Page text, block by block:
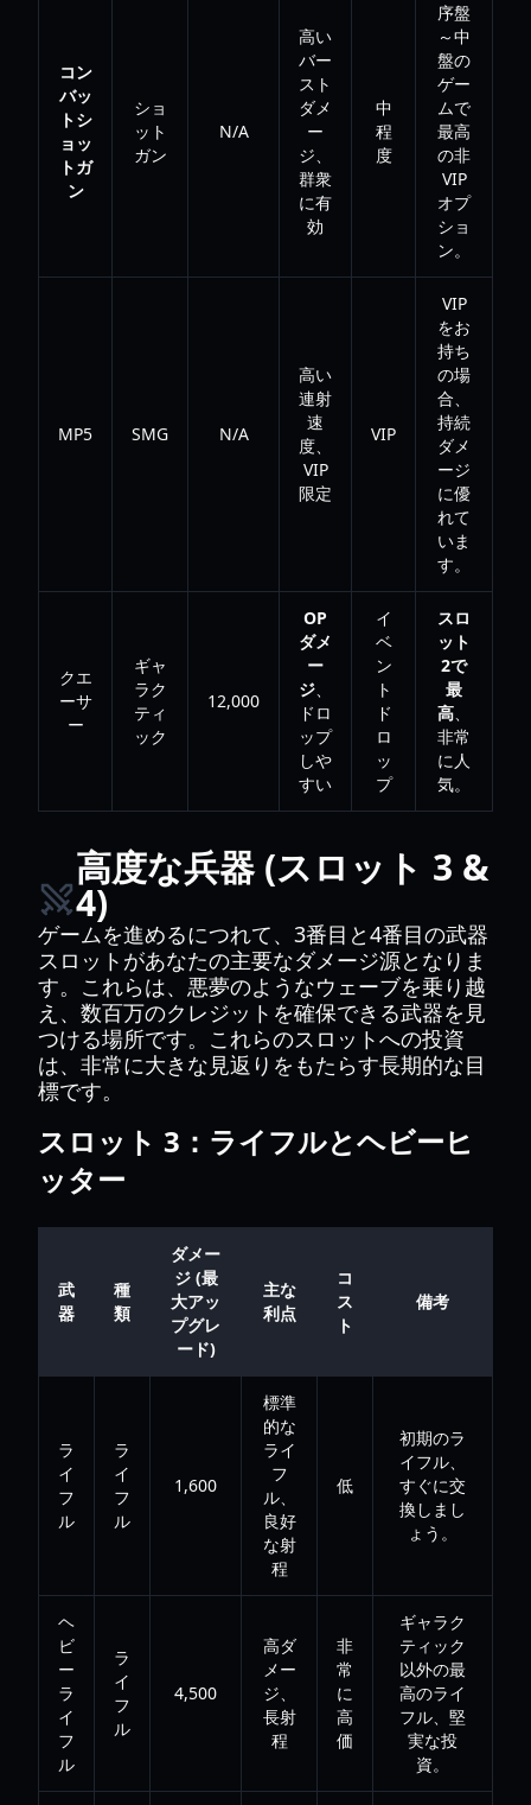
コン
バッ
トシ
ョッ
トガ
ン
ショ
ット
ガン
N/A
高い
バー
スト
ダメ
ー
ジ、
群衆
に有
効
中
程
度
序盤
～中
盤の
ゲー
ムで
最高
の非
VIP
オプ
ショ
ン。
MP5 SMG N/A
高い
連射
速
度、
VIP
限定
VIP
VIP
をお
持ち
の場
合、
持続
ダメ
ージ
に優
れて
いま
す。
クエ
ーサ
ー
ギャ
ラク
ティ
ック
12,000
OP
ダメ
ー
ジ、
ドロ
ップ
しや
すい
イ
ベ
ン
ト
ド
ロ
ッ
プ
スロ
ット
2で
最
高、
非常
に人
気。
高度な兵器 (スロット 3 &
4)
ゲームを進めるにつれて、3番目と4番目の武器
スロットがあなたの主要なダメージ源となりま
す。これらは、悪夢のようなウェーブを乗り越
え、数百万のクレジットを確保できる武器を見
つける場所です。これらのスロットへの投資
は、非常に大きな見返りをもたらす長期的な目
標です。
スロット 3：ライフルとヘビーヒ
ッター
武
器
種
類
ダメー
ジ (最
大アッ
プグレ
ード)
主な
利点
コ
ス
ト
備考
ラ
イ
フ
ル
ラ
イ
フ
ル
1,600
標準
的な
ライ
フ
ル、
良好
な射
程
低
初期のラ
イフル、
すぐに交
換しまし
ょう。
ヘ
ビ
ー
ラ
イ
フ
ル
ラ
イ
フ
ル
4,500
高ダ
メー
ジ、
長射
程
非
常
に
高
価
ギャラク
ティック
以外の最
高のライ
フル、堅
実な投
資。